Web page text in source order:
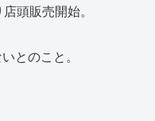
頭販売開始。
とのこと。